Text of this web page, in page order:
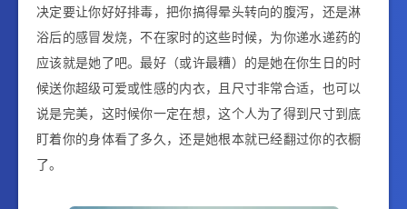
决定要让你好好排毒，把你搞得晕头转向的腹泻，还是淋
浴后的感冒发烧，不在家时的这些时候，为你递水递药的
应该就是她了吧。最好 （或许最糟） 的是她在你生日的时
候送你超级可爱或性感的内衣，且尺寸非常合适，也可以
说是完美，这时候你一定在想，这个人为了得到尺寸到底
盯着你的身体看了多久，还是她根本就已经翻过你的衣橱
了。